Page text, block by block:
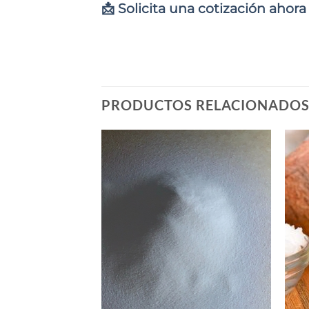
📩 Solicita una cotización ahora
PRODUCTOS RELACIONADOS